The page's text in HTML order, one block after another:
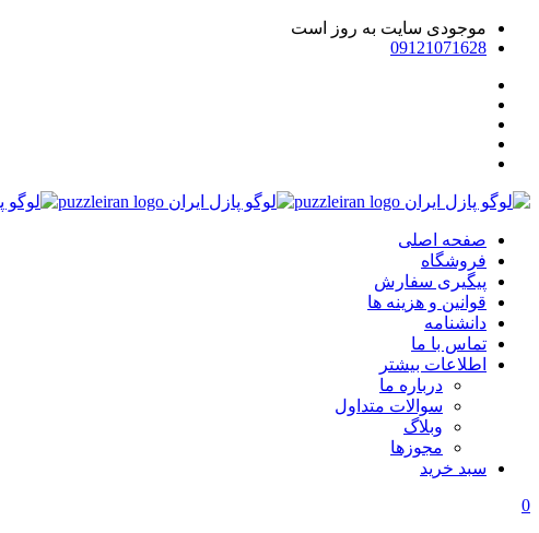
موجودی سایت به روز است
09121071628
صفحه اصلی
فروشگاه
پیگیری سفارش
قوانین و هزینه ها
دانشنامه
تماس با ما
اطلاعات بیشتر
درباره ما
سوالات متداول
وبلاگ
مجوزها
سبد خرید
0